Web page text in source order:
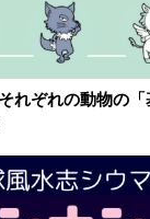
れぞれの動物の